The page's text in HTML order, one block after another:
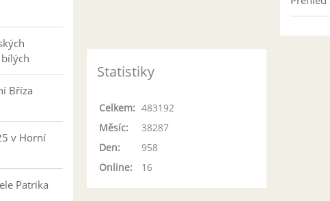
Bříza
v Horní
Patrika
Statistiky
Online: 16
Celkem: 483192
Měsíc:
38287
Den:
958